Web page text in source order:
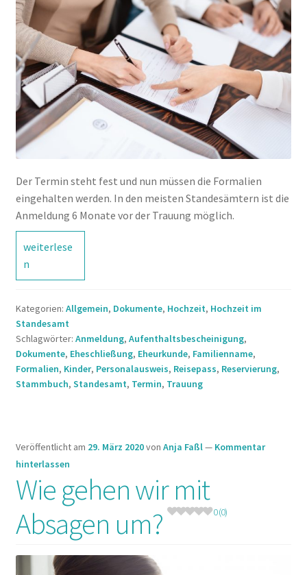
Der Termin steht fest und nun müssen die Formalien
eingehalten werden. In den meisten Standesämtern ist die
Anmeldung 6 Monate vor der Trauung möglich.
Welche
Dokumente
brauchen
um
heiraten
zu
können?
weiterlese
n
Kategorien: Allgemein, Dokumente, Hochzeit, Hochzeit im
Standesamt
Schlagwörter: Anmeldung, Aufenthaltsbescheinigung,
Dokumente, Eheschließung, Eheurkunde, Familienname,
Formalien, Kinder, Personalausweis, Reisepass, Reservierung,
Stammbuch, Standesamt, Termin, Trauung
Veröffentlicht am 29. März 2020von Anja Faßl— Kommentar
hinterlassen
Wie gehen wir mit
Absagen um?
0 (0)